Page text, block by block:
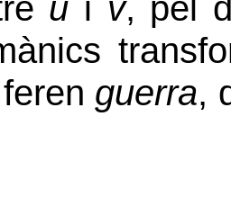
feren guerra,